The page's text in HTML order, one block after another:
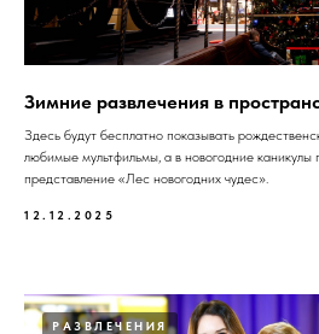
Зимние развлечения в
Здесь будут бесплатно показывать
любимые мультфильмы, а в новогодние
представление «Лес новогодних чудес».
12.12.2025
РАЗВЛЕЧЕНИЯ